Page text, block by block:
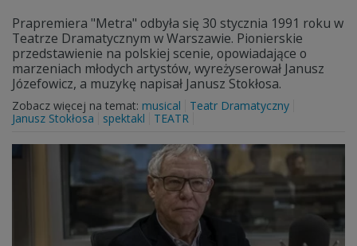
Prapremiera "Metra" odbyła się 30 stycznia 1991 roku w
Teatrze Dramatycznym w Warszawie. Pionierskie
przedstawienie na polskiej scenie, opowiadające o
marzeniach młodych artystów, wyreżyserował Janusz
Józefowicz, a muzykę napisał Janusz Stokłosa.
Zobacz więcej na temat: musical
Teatr Dramatyczny
Janusz Stokłosa
spektakl TEATR